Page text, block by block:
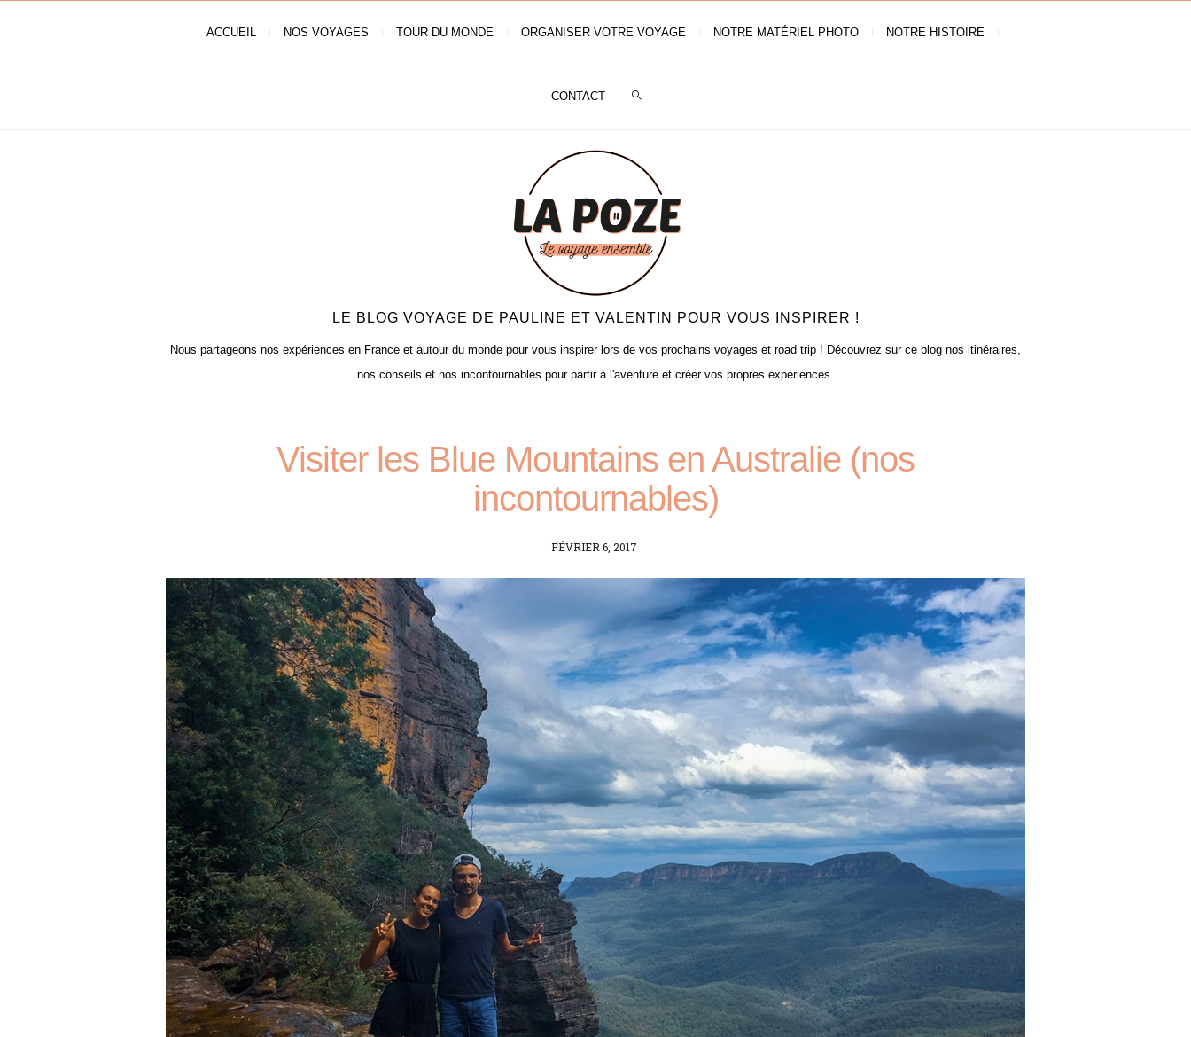
ACCUEIL NOS VOYAGES TOUR DU MONDE ORGANISER VOTRE VOYAGE NOTRE MATÉRIEL PHOTO NOTRE HISTOIRE
CONTACT
LE BLOG VOYAGE DE PAULINE ET VALENTIN POUR VOUS INSPIRER !
Nous partageons nos expériences en France et autour du monde pour vous inspirer lors de vos prochains voyages et road trip ! Découvrez sur ce blog nos itinéraires,
nos conseils et nos incontournables pour partir à l'aventure et créer vos propres expériences.
Visiter les Blue Mountains en Australie (nos
incontournables)
POSTED
FÉVRIER 6, 2017